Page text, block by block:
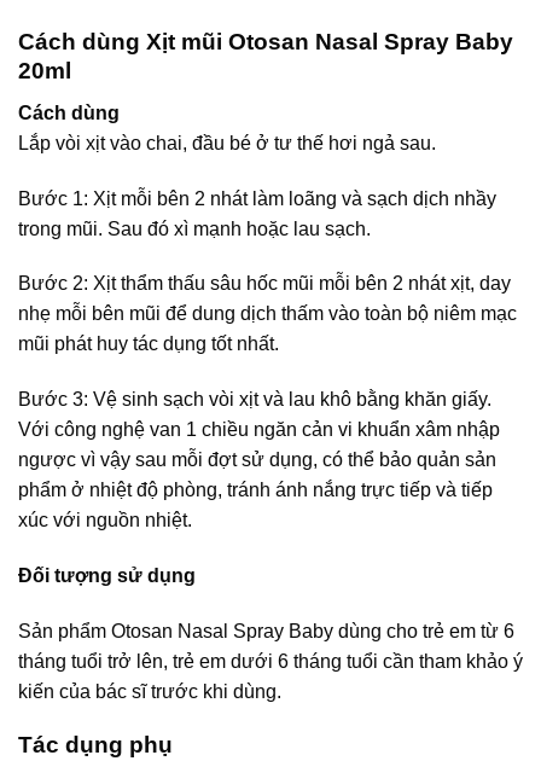
Cách dùng Xịt mũi Otosan Nasal Spray Baby
20ml
Cách dùng
Lắp vòi xịt vào chai, đầu bé ở tư thế hơi ngả sau.
Bước 1: Xịt mỗi bên 2 nhát làm loãng và sạch dịch nhầy
trong mũi. Sau đó xì mạnh hoặc lau sạch.
Bước 2: Xịt thẩm thấu sâu hốc mũi mỗi bên 2 nhát xịt, day
nhẹ mỗi bên mũi để dung dịch thấm vào toàn bộ niêm mạc
mũi phát huy tác dụng tốt nhất.
Bước 3: Vệ sinh sạch vòi xịt và lau khô bằng khăn giấy.
Với công nghệ van 1 chiều ngăn cản vi khuẩn xâm nhập
ngược vì vậy sau mỗi đợt sử dụng, có thể bảo quản sản
phẩm ở nhiệt độ phòng, tránh ánh nắng trực tiếp và tiếp
xúc với nguồn nhiệt.
Đối tượng sử dụng
Sản phẩm Otosan Nasal Spray Baby dùng cho trẻ em từ 6
tháng tuổi trở lên, trẻ em dưới 6 tháng tuổi cần tham khảo ý
kiến của bác sĩ trước khi dùng.
Tác dụng phụ